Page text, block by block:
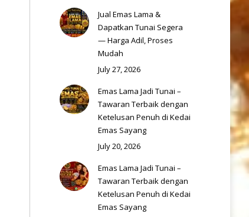
Jual Emas Lama &
Dapatkan Tunai Segera
— Harga Adil, Proses
Mudah
July 27, 2026
Emas Lama Jadi Tunai –
Tawaran Terbaik dengan
Ketelusan Penuh di Kedai
Emas Sayang
July 20, 2026
Emas Lama Jadi Tunai –
Tawaran Terbaik dengan
Ketelusan Penuh di Kedai
Emas Sayang